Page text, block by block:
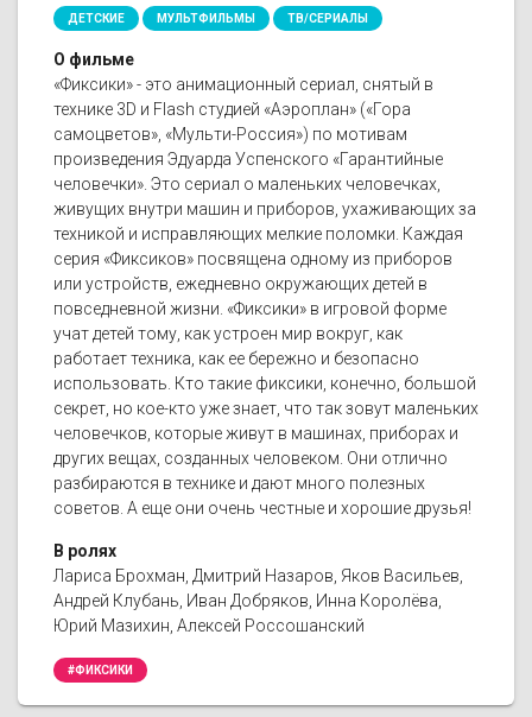
ДЕТСКИЕ МУЛЬТФИЛЬМЫ ТВ/СЕРИАЛЫ
О фильме
«Фиксики» - это анимационный сериал, снятый в
технике 3D и Flash студией «Аэроплан» («Гора
самоцветов», «Мульти-Россия») по мотивам
произведения Эдуарда Успенского «Гарантийные
человечки». Это сериал о маленьких человечках,
живущих внутри машин и приборов, ухаживающих за
техникой и исправляющих мелкие поломки. Каждая
серия «Фиксиков» посвящена одному из приборов
или устройств, ежедневно окружающих детей в
повседневной жизни. «Фиксики» в игровой форме
учат детей тому, как устроен мир вокруг, как
работает техника, как ее бережно и безопасно
использовать. Кто такие фиксики, конечно, большой
секрет, но кое-кто уже знает, что так зовут маленьких
человечков, которые живут в машинах, приборах и
других вещах, созданных человеком. Они отлично
разбираются в технике и дают много полезных
советов. А еще они очень честные и хорошие друзья!
В ролях
Лариса Брохман, Дмитрий Назаров, Яков Васильев,
Андрей Клубань, Иван Добряков, Инна Королёва,
Юрий Мазихин, Алексей Россошанский
#ФИКСИКИ